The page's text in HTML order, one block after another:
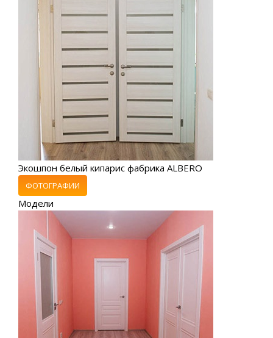
Экошпон белый кипарис фабрика ALBERO
ФОТОГРАФИИ
Модели